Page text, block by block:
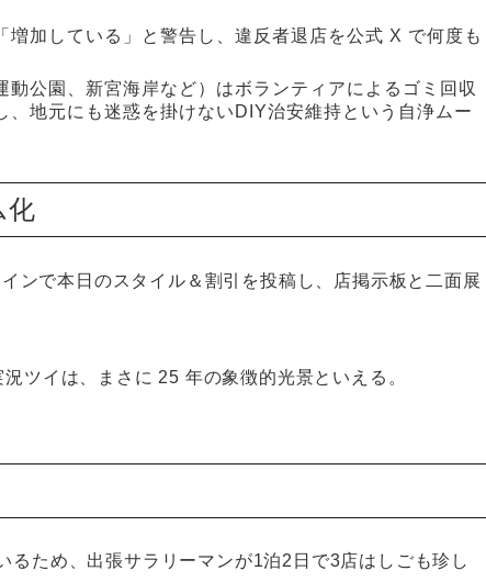
増加している」と警告し、違反者退店を公式 X で何度も
公園、新宮海岸など）はボランティアによるゴミ回収
、地元にも迷惑を掛けないDIY治安維持という自浄ムー
化
ンで本日のスタイル＆割引を投稿し、店掲示板と二面展
ツイは、まさに 25 年の象徴的光景といえる。
るため、 出張サラリーマンが1泊2日で3店はしご も珍し